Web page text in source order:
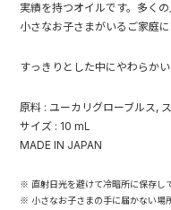
実績を持つオイルです。多く
小さなお子さまがいるご家庭に
すっきりとした中にやわらか
原料 : ユーカリグローブルス,
サイズ : 10 mL
MADE IN JAPAN
※ 直射日光を避けて冷暗所に保存し
※ 小さなお子さまの手に届かない場